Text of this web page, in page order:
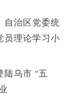
自治区党委统
员理论学习小
陆乌市 “五
希望观众能记